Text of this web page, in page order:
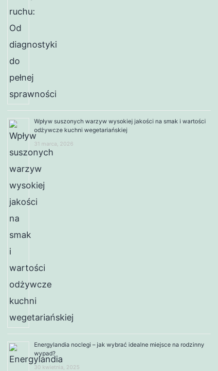
Wpływ suszonych warzyw wysokiej jakości na smak i wartości
odżywcze kuchni wegetariańskiej
31 marca, 2026
Energylandia noclegi – jak wybrać idealne miejsce na rodzinny
wypad?
30 kwietnia, 2025